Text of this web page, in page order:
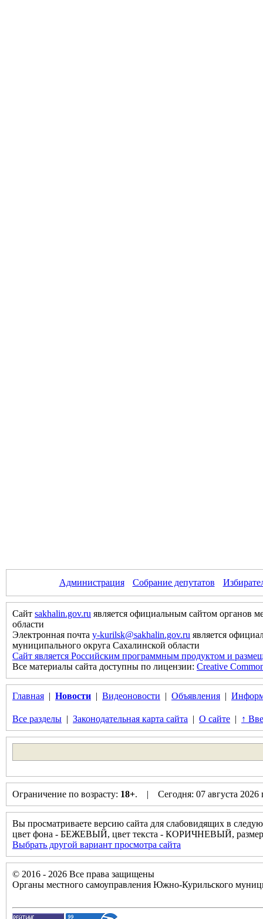
Администрация Собрание депутатов
Сайт sakhalin.gov.ru является официальным сайтом органов
области
Электронная почта y-kurilsk@sakhalin.gov.ru является
муниципального округа Сахалинской области
Сайт является Российским программным продуктом и
Все материалы сайта доступны по лицензии: Creative
Главная | Новости | Видеоновости | Объявления |
Все разделы | Законодательная карта сайта | О сайте | ↑
Ограничение по возрасту: 18+. | Сегодня: 07 августа
Вы просматриваете версию сайта для слабовидящих в
цвет фона - БЕЖЕВЫЙ, цвет текста - КОРИЧНЕВЫЙ,
Выбрать другой вариант просмотра сайта
© 2016 - 2026 Все права защищены
Органы местного самоуправления Южно-Курильского